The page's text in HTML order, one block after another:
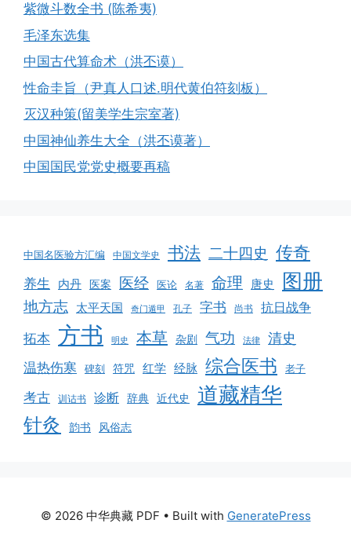
紫微斗数全书 (陈希夷)
毛泽东选集
中国古代算命术（洪丕谟）
性命圭旨（尹真人口述.明代黄伯符刻板）
灭汉种策(留美学生宗室著)
中国神仙养生大全（洪丕谟著）
中国国民党党史概要再稿
中国名医验方汇编 中国文学史 书法 二十四史 传奇
养生 内丹 医案 医经 医论 名著 命理 唐史 图册
地方志 太平天国 奇门遁甲 孔子 字书 尚书 抗日战争
拓本 方书 明史 本草 杂剧 气功 法律 清史
温热伤寒 碑刻 符咒 红学 经脉 综合医书 老子
考古 训诂书 诊断 辞典 近代史 道藏精华
针灸 韵书 风俗志
© 2026 中华典藏 PDF • Built with GeneratePress